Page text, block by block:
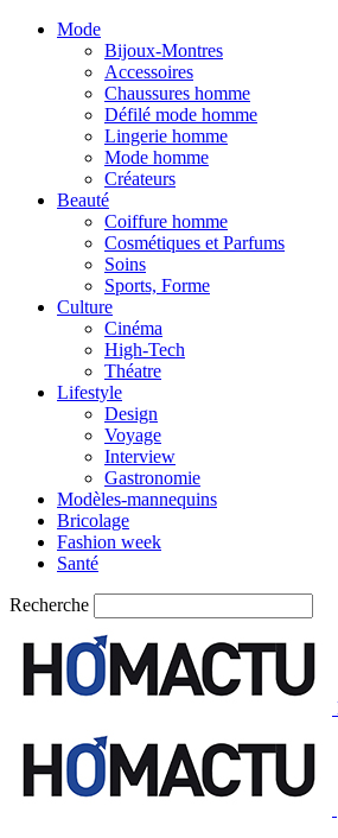
Mode
Bijoux-Montres
Accessoires
Chaussures homme
Défilé mode homme
Lingerie homme
Mode homme
Créateurs
Beauté
Coiffure homme
Cosmétiques et Parfums
Soins
Sports, Forme
Culture
Cinéma
High-Tech
Théatre
Lifestyle
Design
Voyage
Interview
Gastronomie
Modèles-mannequins
Bricolage
Fashion week
Santé
Recherche